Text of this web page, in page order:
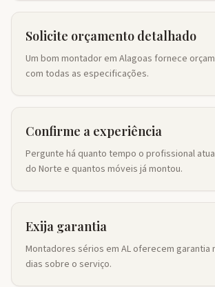
Solicite orçamento detalhado
Um bom montador em Alagoas fornece
com todas as especificações.
Confirme a experiência
Pergunte há quanto tempo o profissional
do Norte e quantos móveis já montou.
Exija garantia
Montadores sérios em AL oferecem garantia
dias sobre o serviço.